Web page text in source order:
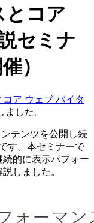
とコア
セミナ
）
ア ウェブ バイタ
ました。
テンツを公開し続
す。本セミナーで
的に表示パフォー
しました。